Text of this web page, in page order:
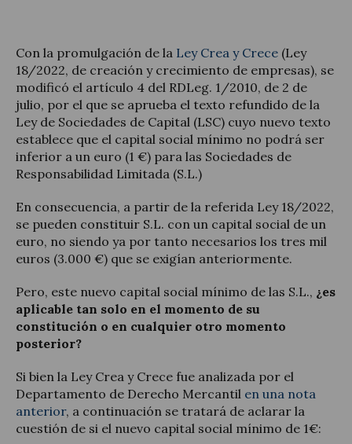
Con la promulgación de la Ley Crea y Crece (Ley
18/2022, de creación y crecimiento de empresas), se
modificó el artículo 4 del RDLeg. 1/2010, de 2 de
julio, por el que se aprueba el texto refundido de la
Ley de Sociedades de Capital (LSC) cuyo nuevo texto
establece que el capital social mínimo no podrá ser
inferior a un euro (1 €) para las Sociedades de
Responsabilidad Limitada (S.L.)
En consecuencia, a partir de la referida Ley 18/2022,
se pueden constituir S.L. con un capital social de un
euro, no siendo ya por tanto necesarios los tres mil
euros (3.000 €) que se exigían anteriormente.
Pero, este nuevo capital social mínimo de las S.L., ¿es
aplicable tan solo en el momento de su
constitución o en cualquier otro momento
posterior?
Si bien la Ley Crea y Crece fue analizada por el
Departamento de Derecho Mercantil en una nota
anterior, a continuación se tratará de aclarar la
cuestión de si el nuevo capital social mínimo de 1€: